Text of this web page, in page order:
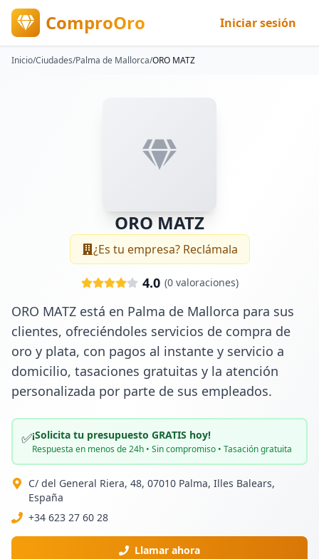
ComproOro Iniciar sesión
Inicio/Ciudades/Palma de Mallorca/ORO MATZ
ORO MATZ
¿Es tu empresa? Reclámala
4.0 (0valoraciones)
ORO MATZ está en Palma de Mallorca para sus
clientes, ofreciéndoles servicios de compra de
oro y plata, con pagos al instante y servicio a
domicilio, tasaciones gratuitas y la atención
personalizada por parte de sus empleados.
✅¡Solicita tu presupuesto GRATIS hoy!
Respuesta en menos de 24h • Sin compromiso • Tasación gratuita
C/ del General Riera, 48, 07010 Palma, Illes Balears,
España
+34 623 27 60 28
Llamar ahora